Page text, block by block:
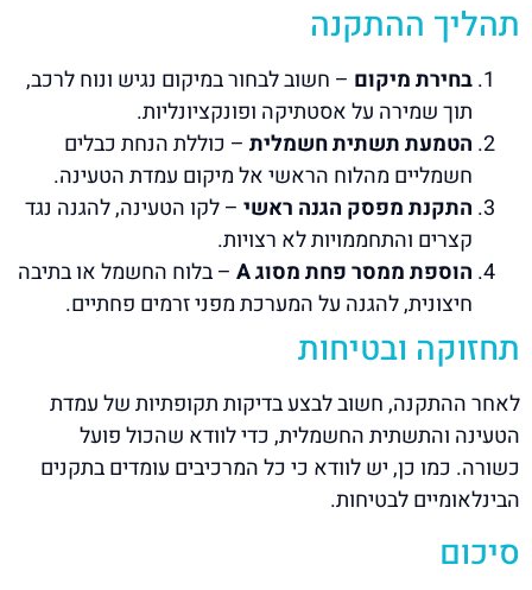
תהליך ההתקנה
בחירת מיקום – חשוב לבחור במיקום נגיש ונוח לרכב,
תוך שמירה על אסטתיקה ופונקציונליות.
הטמעת תשתית חשמלית – כוללת הנחת כבלים
חשמליים מהלוח הראשי אל מיקום עמדת הטעינה.
התקנת מפסק הגנה ראשי – לקו הטעינה, להגנה נגד
קצרים והתחממויות לא רצויות.
הוספת ממסר פחת מסוג A
– בלוח החשמל או בתיבה
חיצונית, להגנה על המערכת מפני זרמים פחתיים.
תחזוקה ובטיחות
לאחר ההתקנה, חשוב לבצע בדיקות תקופתיות של עמדת
הטעינה והתשתית החשמלית, כדי לוודא שהכול פועל
כשורה. כמו כן, יש לוודא כי כל המרכיבים עומדים בתקנים
הבינלאומיים לבטיחות.
סיכום